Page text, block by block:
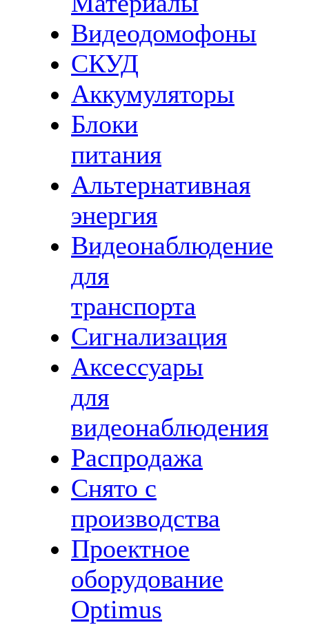
Видеодомофоны
СКУД
Аккумуляторы
Блоки
питания
Альтернативная
энергия
Видеонаблюдение
для
транспорта
Сигнализация
Аксессуары
для
видеонаблюдения
Распродажа
Снято с
производства
Проектное
оборудование
Optimus